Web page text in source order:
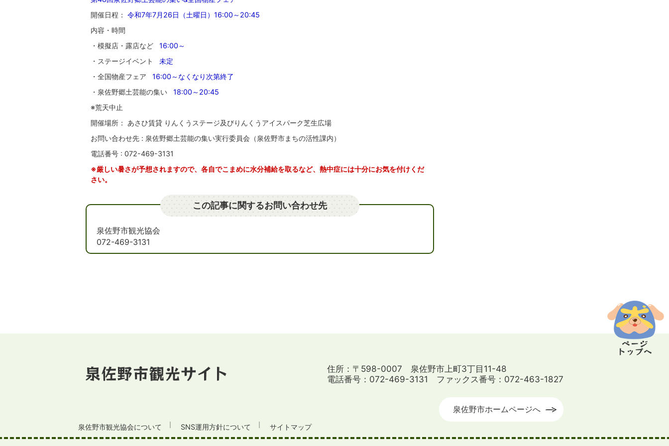
開催日程： 令和7年7月26日（土曜日）16:00～20:45
内容・時間
・模擬店・露店など 16:00～
・ステージイベント 未定
・全国物産フェア 16:00～なくなり次第終了
・泉佐野郷土芸能の集い 18:00～20:45
※荒天中止
開催場所： あさひ賃貸 りんくうステージ及びりんくうアイスパーク芝生広場
お問い合わせ先 : 泉佐野郷土芸能の集い実行委員会（泉佐野市まちの活性課内）
電話番号 : 072-469-3131
※厳しい暑さが予想されますので、各自でこまめに水分補給を取るなど、熱中症には十分にお気を付けくだ
さい。
この記事に関するお問い合わせ先
泉佐野市観光協会
072-469-3131
住所：〒598-0007 泉佐野市上町3丁目11-48
電話番号：072-469-3131 ファックス番号：072-463-1827
泉佐野市ホームページへ
泉佐野市観光協会について SNS運用方針について サイトマップ